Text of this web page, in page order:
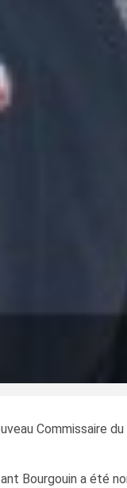
Commissaire
Bourgouin a été